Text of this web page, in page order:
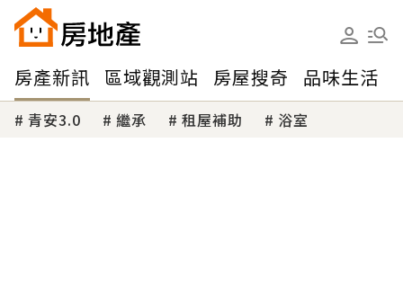
房產新訊 區域觀測站 房屋搜奇 品味生活
青安3.0 繼承 租屋補助 浴室